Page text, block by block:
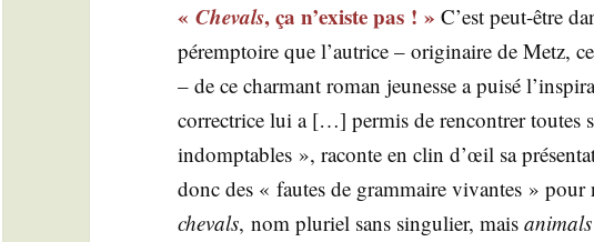
«Che­vals, ça n’existe pas ! » C’est peut-être
péremp­toire que l’autrice – ori­gi­naire de Metz,
– de ce char­mant roman jeu­nesse a pui­sé
cor­rec­trice lui a […] per­mis de ren­con­trer toutes
indomp­tables », raconte en clin d’œil sa
donc des « fautes de gram­maire vivantes »
che­vals, nom plu­riel sans sin­gu­lier, maisani­mals